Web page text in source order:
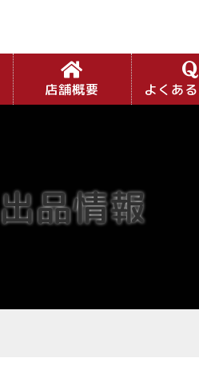
店舗概要 よくあ
出品情報